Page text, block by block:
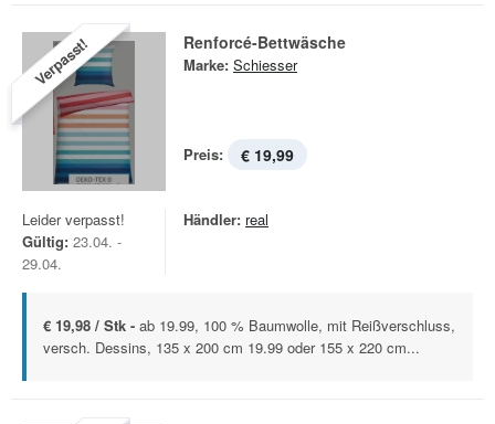
Verpasst! Renforcé-Bettwäsche
Marke: Schiesser
Preis: € 19,99
Leider verpasst!
Gültig: 23.04. -
29.04.
Händler: real
€ 19,98 / Stk - ab 19.99, 100 % Baumwolle, mit Reißverschluss,
versch. Dessins, 135 x 200 cm 19.99 oder 155 x 220 cm...